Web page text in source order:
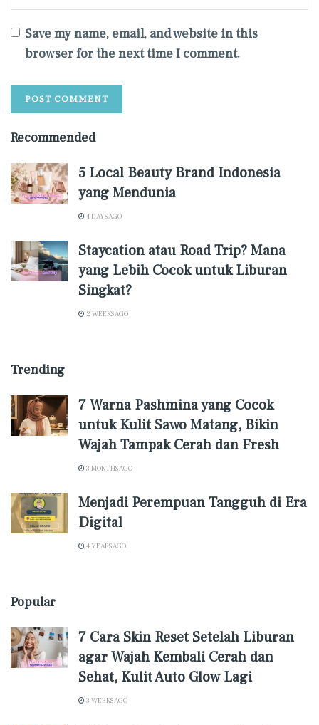
Save my name, email, and website in this
browser for the next time I comment.
Recommended
5 Local Beauty Brand Indonesia
yang Mendunia
4 DAYS AGO
Staycation atau Road Trip? Mana
yang Lebih Cocok untuk Liburan
Singkat?
2 WEEKS AGO
Trending
7 Warna Pashmina yang Cocok
untuk Kulit Sawo Matang, Bikin
Wajah Tampak Cerah dan Fresh
3 MONTHS AGO
Menjadi Perempuan Tangguh di Era
Digital
4 YEARS AGO
Popular
7 Cara Skin Reset Setelah Liburan
agar Wajah Kembali Cerah dan
Sehat, Kulit Auto Glow Lagi
3 WEEKS AGO